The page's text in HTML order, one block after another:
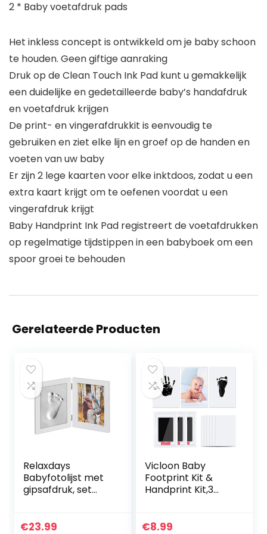
2 * Baby voetafdruk pads
Het inkless concept is ontwikkeld om je baby schoon
te houden. Geen giftige aanraking
Druk op de Clean Touch Ink Pad kunt u gemakkelijk
een duidelijke en gedetailleerde baby’s handafdruk
en voetafdruk krijgen
De print- en vingerafdrukkit is eenvoudig te
gebruiken en ziet elke lijn en groef op de handen en
voeten van uw baby
Er zijn 2 lege kaarten voor elke inktdoos, zodat u een
extra kaart krijgt om te oefenen voordat u een
vingerafdruk krijgt
Baby Handprint Ink Pad registreert de voetafdrukken
op regelmatige tijdstippen in een babyboek om een
spoor groei te behouden
Gerelateerde Producten
Relaxdays
Babyfotolijst met
gipsafdruk, set
babyafdruk met
€23.99
Vicloon Baby
Footprint Kit &
Handprint Kit,3
pasgeborenen
€8.99